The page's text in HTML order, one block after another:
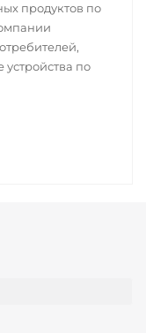
продуктов по
по